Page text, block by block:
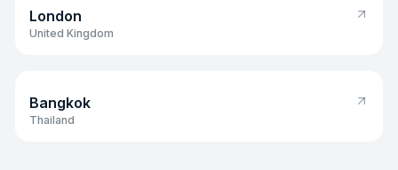
London
United Kingdom
Bangkok
Thailand